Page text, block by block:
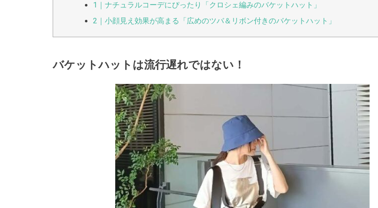
1｜ナチュラルコーデにぴったり「クロシェ編みのバケットハット」
2｜小顔見え効果が高まる「広めのツバ＆リボン付きのバケットハット」
バケットハットは流行遅れではない！